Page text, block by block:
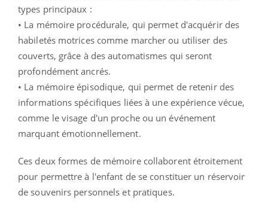
types principaux :
• La mémoire procédurale, qui permet d'acquérir des
habiletés motrices comme marcher ou utiliser des
couverts, grâce à des automatismes qui seront
profondément ancrés.
• La mémoire épisodique, qui permet de retenir des
informations spécifiques liées à une expérience vécue,
comme le visage d'un proche ou un événement
marquant émotionnellement.
Ces deux formes de mémoire collaborent étroitement
pour permettre à l'enfant de se constituer un réservoir
de souvenirs personnels et pratiques.